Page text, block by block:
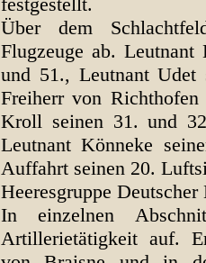
Über dem
Flugzeuge ab. Leutnant
und 51., Leutnant
Freiherr von
Kroll seinen 31. und
Leutnant Könneke
Auffahrt seinen 20.
Heeresgruppe
In einzelnen
Artillerietätigkeit auf.